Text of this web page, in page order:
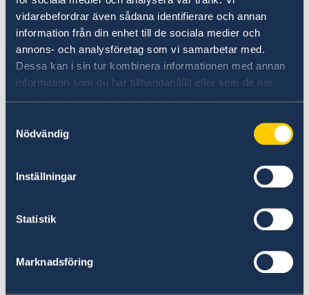
vidarebefordrar även sådana identifierare och annan
information från din enhet till de sociala medier och
annons- och analysföretag som vi samarbetar med.
Dessa kan i sin tur kombinera informationen med annan
information som du har tillhandahållit eller som de har
samlat in när du har använt deras tjänster.
Nödvändig
Inställningar
Statistik
Marknadsföring
rekommenderas. Även den myggburna
sjukdomen dengue-feber förekommer. Om du
får influensaliknande symptom som ihållande
hög feber och värk i kroppen bör du uppsöka
läkare för att kontrollera om du smittats av
malaria/dengue-feber.
Sandstormar och sandvindar (Harmattan) från
ögon, allergiska reaktioner etc.
Meningit kan förekomma under torrperioden
Se till att du är rätt vaccinerad innan avresa –
rådgör med sjukvården om vilka vaccinationer